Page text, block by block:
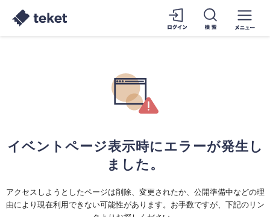
イベントページ表示時にエラーが発生し
ました。
アクセスしようとしたページは削除、変更されたか、公開準備中などの理
由により現在利用できない可能性があります。お手数ですが、下記のリン